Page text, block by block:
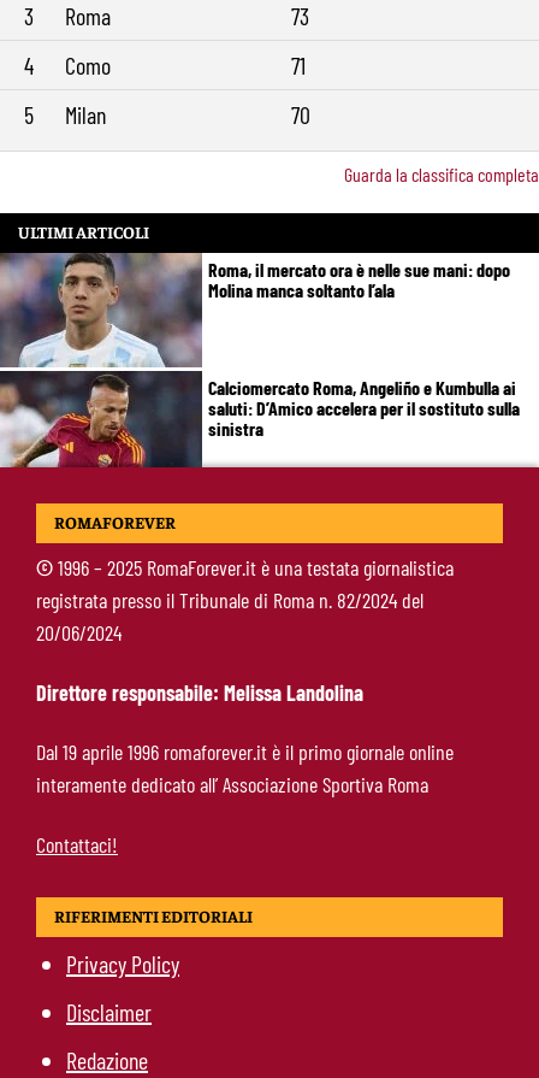
3
Roma
73
4
Como
71
5
Milan 70
Guarda la classifica completa
ULTIMI ARTICOLI
Roma, il mercato ora è nelle sue mani: dopo
Molina manca soltanto l’ala
Calciomercato Roma, Angeliño e Kumbulla ai
saluti: D’Amico accelera per il sostituto sulla
sinistra
Roma, doppia cessione in Spagna: Angeliño al
Mercato Roma, manca un solo colpo: Gasperini
aspetta l’ala sinistra
ROMAFOREVER
©1996 – 2025 RomaForever.it è una testata giornalistica
registrata presso il Tribunale di Roma n. 82/2024 del
20/06/2024
Direttore responsabile: Melissa Landolina
Dal 19 aprile 1996 romaforever.it è il primo giornale online
interamente dedicato all’ Associazione Sportiva Roma
Contattaci!
RIFERIMENTI EDITORIALI
Privacy Policy
Disclaimer
Redazione